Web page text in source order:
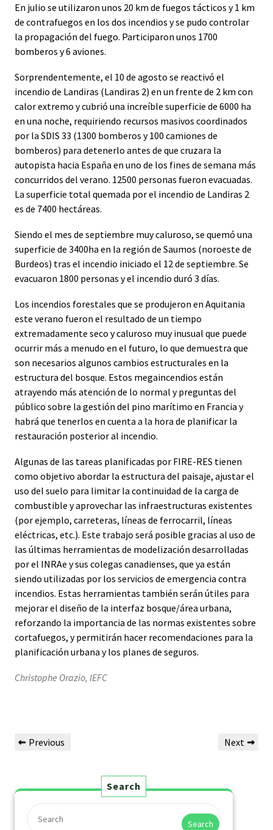
En julio se utilizaron unos 20 km de fuegos tácticos y 1 km
de contrafuegos en los dos incendios y se pudo controlar
la propagación del fuego. Participaron unos 1700
bomberos y 6 aviones.
Sorprendentemente, el 10 de agosto se reactivó el
incendio de Landiras (Landiras 2) en un frente de 2 km con
calor extremo y cubrió una increíble superficie de 6000 ha
en una noche, requiriendo recursos masivos coordinados
por la SDIS 33 (1300 bomberos y 100 camiones de
bomberos) para detenerlo antes de que cruzara la
autopista hacia España en uno de los fines de semana más
concurridos del verano. 12500 personas fueron evacuadas.
La superficie total quemada por el incendio de Landiras 2
es de 7400 hectáreas.
Siendo el mes de septiembre muy caluroso, se quemó una
superficie de 3400ha en la región de Saumos (noroeste de
Burdeos) tras el incendio iniciado el 12 de septiembre. Se
evacuaron 1800 personas y el incendio duró 3 días.
Los incendios forestales que se produjeron en Aquitania
este verano fueron el resultado de un tiempo
extremadamente seco y caluroso muy inusual que puede
ocurrir más a menudo en el futuro, lo que demuestra que
son necesarios algunos cambios estructurales en la
estructura del bosque. Estos megaincendios están
atrayendo más atención de lo normal y preguntas del
público sobre la gestión del pino marítimo en Francia y
habrá que tenerlos en cuenta a la hora de planificar la
restauración posterior al incendio.
Algunas de las tareas planificadas por FIRE-RES tienen
como objetivo abordar la estructura del paisaje, ajustar el
uso del suelo para limitar la continuidad de la carga de
combustible y aprovechar las infraestructuras existentes
(por ejemplo, carreteras, líneas de ferrocarril, líneas
eléctricas, etc.). Este trabajo será posible gracias al uso de
las últimas herramientas de modelización desarrolladas
por el INRAe y sus colegas canadienses, que ya están
siendo utilizadas por los servicios de emergencia contra
incendios. Estas herramientas también serán útiles para
mejorar el diseño de la interfaz bosque/área urbana,
reforzando la importancia de las normas existentes sobre
cortafuegos, y permitirán hacer recomendaciones para la
planificación urbana y los planes de seguros.
Christophe Orazio, IEFC
Previous Next
Search
Search